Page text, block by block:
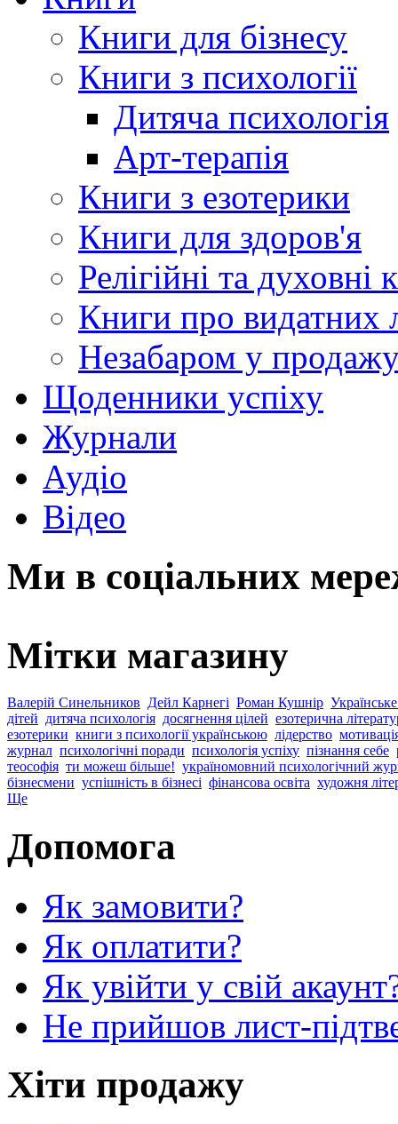
Книги для бізнесу
Книги з психології
Дитяча психологія
Арт-терапія
Книги з езотерики
Книги для здоров'я
Релігійні та духовні
Книги про видатних
Незабаром у
Щоденники успіху
Журнали
Аудіо
Відео
Ми в соціальних
Мітки магазину
Валерій Синельников Дейл Карнегі Роман Кушнір
дітей дитяча психологія досягнення цілей езотерична
езотерики книги з психології українською лідерство
журнал психологічні поради психологія успіху пізнання себе
теософія ти можеш більше! україномовний психологічний
бізнесмени успішність в бізнесі фінансова освіта художня
Ще
Допомога
Як замовити?
Як оплатити?
Як увійти у свій
Не прийшов лист-
Хіти продажу